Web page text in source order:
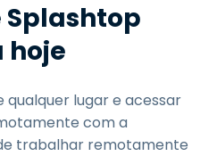
Splashtop
hoje
lugar e acessar
com a
trabalhar remotamente